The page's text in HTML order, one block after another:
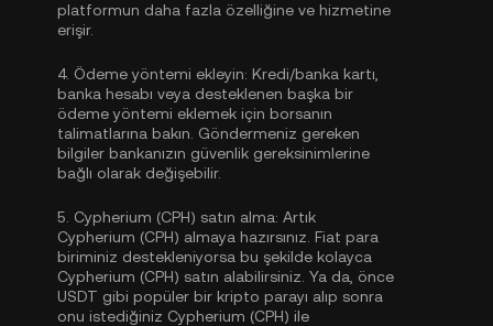
platformun daha fazla özelliğine ve hizmetine
erişir.
4. Ödeme yöntemi ekleyin: Kredi/banka kartı,
banka hesabı veya desteklenen başka bir
ödeme yöntemi eklemek için borsanın
talimatlarına bakın. Göndermeniz gereken
bilgiler bankanızın güvenlik gereksinimlerine
bağlı olarak değişebilir.
5. Cypherium (CPH) satın alma: Artık
Cypherium (CPH) almaya hazırsınız. Fiat para
biriminiz destekleniyorsa bu şekilde kolayca
Cypherium (CPH) satın alabilirsiniz. Ya da, önce
USDT gibi popüler bir kripto parayı alıp sonra
onu istediğiniz Cypherium (CPH) ile